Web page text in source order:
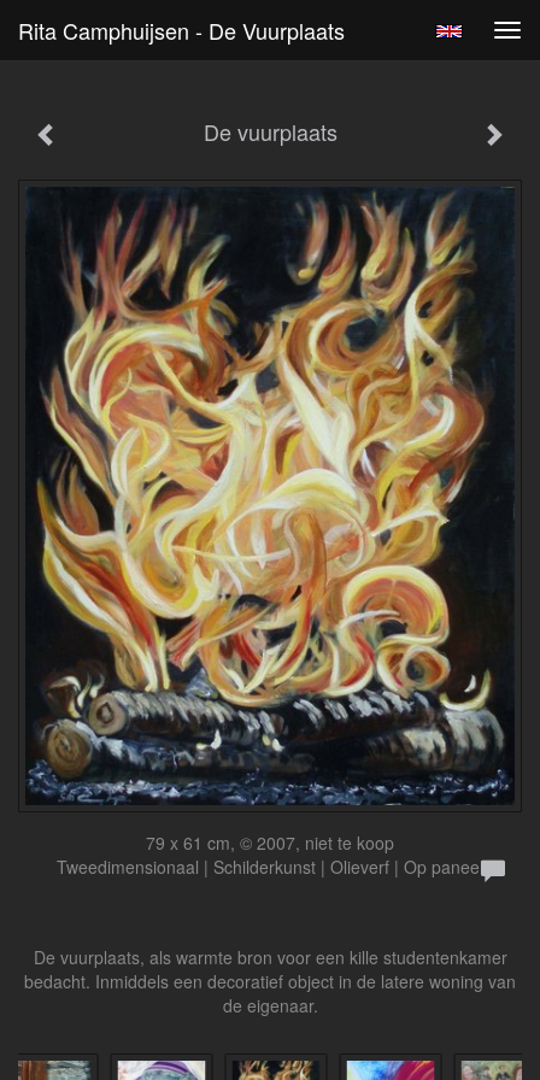
Rita Camphuijsen - De Vuurplaats
De vuurplaats
79 x 61 cm, © 2007, niet te koop
Tweedimensionaal | Schilderkunst | Olieverf | Op paneel
De vuurplaats, als warmte bron voor een kille studentenkamer
bedacht. Inmiddels een decoratief object in de latere woning van
de eigenaar.